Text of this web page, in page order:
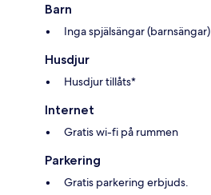
Barn
Inga spjälsängar (barnsängar)
Husdjur
Husdjur tillåts*
Internet
Gratis wi-fi på rummen
Parkering
Gratis parkering erbjuds.